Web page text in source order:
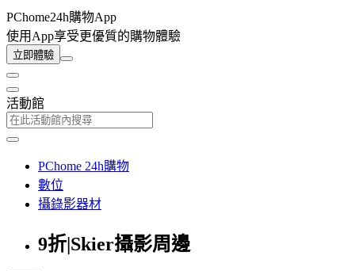
PChome24h購物App
使用App享受更優質的購物體驗
立即體驗
活動館
PChome 24h購物
數位
攝錄影器材
9折|Skier攝影周邊